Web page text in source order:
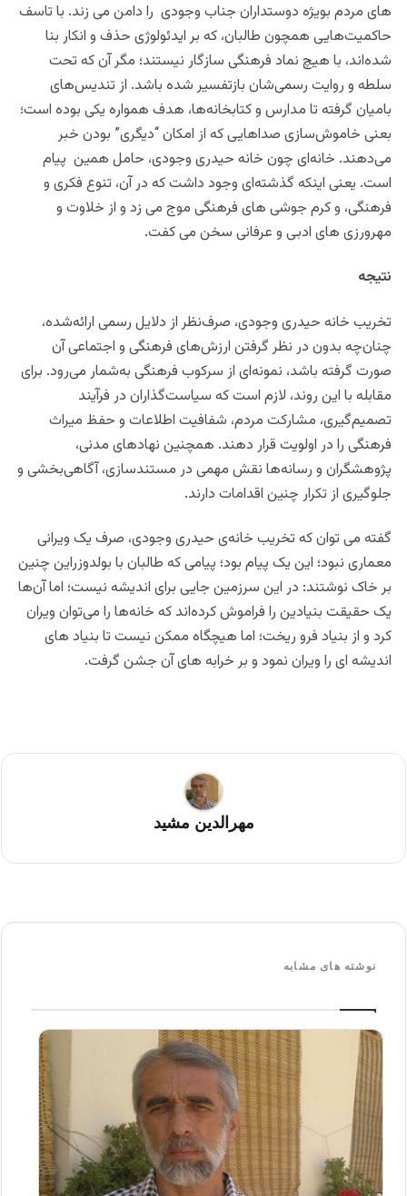
های مردم بویژه دوستداران جناب وجودی را دامن می زند. با تاسف
حاکمیت‌هایی همچون طالبان، که بر ایدئولوژی حذف و انکار بنا
شده‌اند، با هیچ نماد فرهنگی سازگار نیستند؛ مگر آن‌ که تحت
سلطه و روایت رسمی‌شان بازتفسیر شده باشد. از تندیس‌های
بامیان گرفته تا مدارس و کتابخانه‌ها، هدف همواره یکی بوده است؛
بعنی خاموش‌سازی صداهایی که از امکان “دیگری” بودن خبر
می‌دهند. خانه‌ای چون خانه حیدری وجودی، حامل همین پیام
است. یعنی اینکه گذشته‌ای وجود داشت که در آن، تنوع فکری و
فرهنگی، و کرم جوشی های فرهنگی موج می زد و از خلاوت و
مهرورزی های ادبی و عرفانی سخن می کفت.
نتیجه‌
تخریب خانه حیدری وجودی، صرف‌نظر از دلایل رسمی ارائه‌شده،
چنان‌چه بدون در نظر گرفتن ارزش‌های فرهنگی و اجتماعی آن
صورت گرفته باشد، نمونه‌ای از سرکوب فرهنگی به‌شمار می‌رود. برای
مقابله با این روند، لازم است که سیاست‌گذاران در فرآیند
تصمیم‌گیری، مشارکت مردم، شفافیت اطلاعات و حفظ میراث
فرهنگی را در اولویت قرار دهند. همچنین نهادهای مدنی،
پژوهشگران و رسانه‌ها نقش مهمی در مستندسازی، آگاهی‌بخشی و
جلوگیری از تکرار چنین اقدامات دارند.
گفته می توان که تخریب خانه‌ی حیدری وجودی، صرف یک ویرانی
معماری نبود؛ این یک پیام بود؛ پیامی که طالبان با بولدوزراین چنین
بر خاک نوشتند: در این سرزمین جایی برای اندیشه نیست؛ اما آن‌ها
یک حقیقت بنیادین را فراموش کرده‌اند که خانه‌ها را می‌توان ویران
کرد و از بنیاد فرو ریخت؛ اما هیچگاه ممکن نیست تا بنیاد های
اندیشه ای را ویران نمود و بر خرابه های آن جشن گرفت.
مهرالدین مشید
نوشته های مشابه